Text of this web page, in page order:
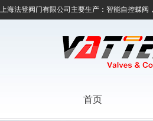
上海法登阀门有限公司主要生产：智能自控蝶
首页